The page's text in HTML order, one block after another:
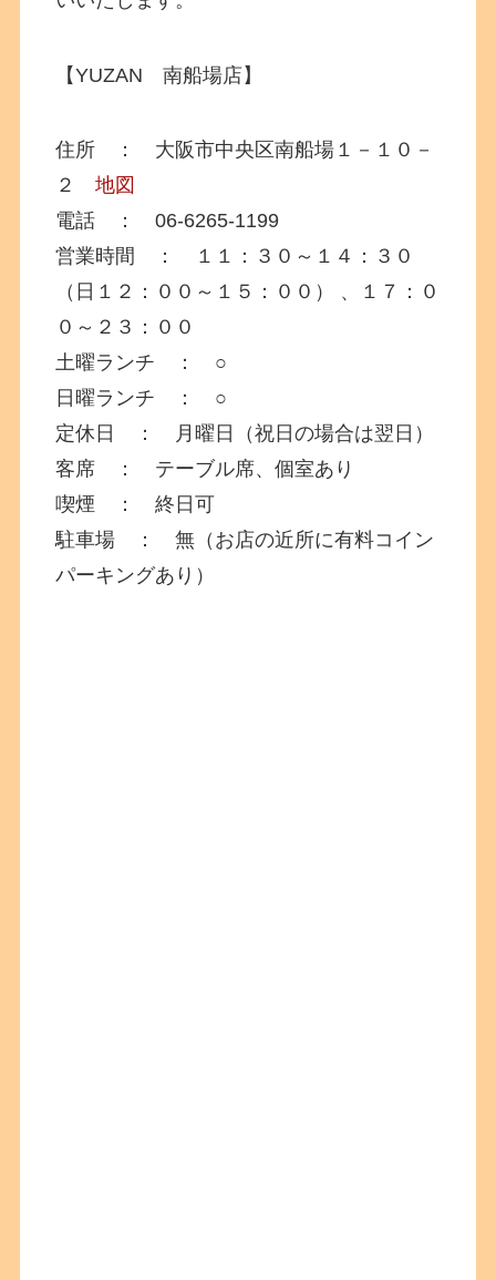
【YUZAN 南船場店】
住所 ： 大阪市中央区南船場１－１０－
２地図
電話 ： 06-6265-1199
営業時間 ： １１：３０～１４：３０
（日１２：００～１５：００） 、１７：０
０～２３：００
土曜ランチ ： ○
日曜ランチ ： ○
定休日 ： 月曜日（祝日の場合は翌日）
客席 ： テーブル席、個室あり
喫煙 ： 終日可
駐車場 ： 無（お店の近所に有料コイン
パーキングあり）